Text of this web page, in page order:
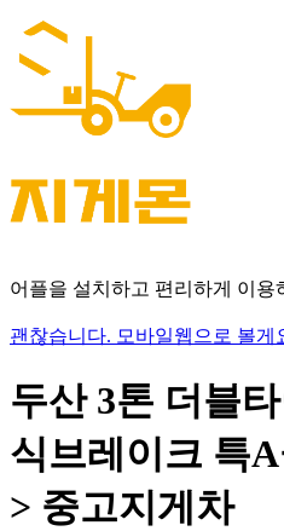
어플을 설치하고 편리하게 이용
괜찮습니다. 모바일웹으로 볼게
두산 3톤 더블
식브레이크 특
> 중고지게차